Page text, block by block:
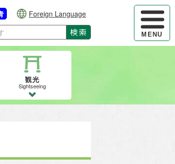
ハンバー
MENU
：白
の変更：黒
景色の変更：青
Foreign Language
検索
観光
Sightseeing